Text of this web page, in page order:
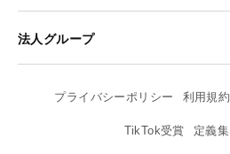
法人グループ
プライバシーポリシー 利用規約
TikTok受賞 定義集